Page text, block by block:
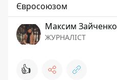
Євросоюзом
Максим Зайченко
ЖУРНАЛІСТ
👍